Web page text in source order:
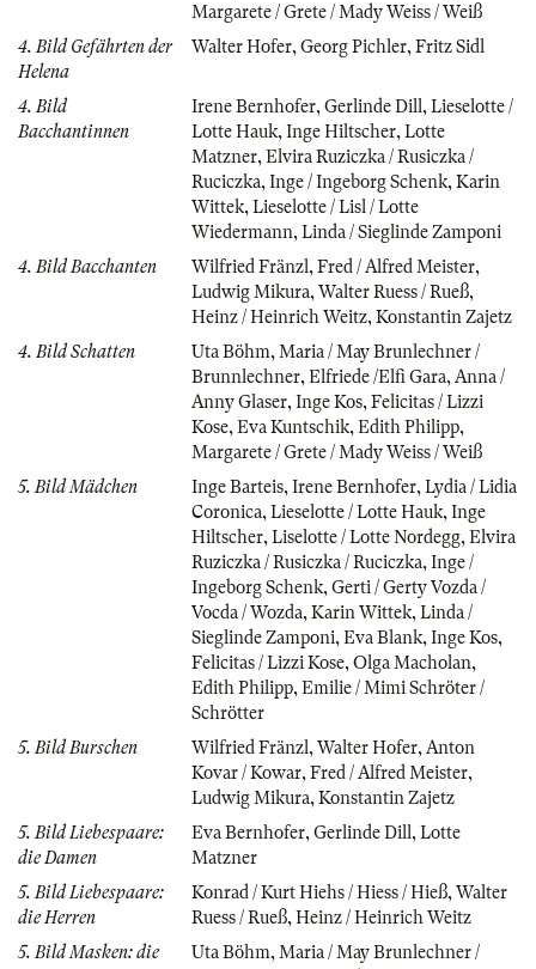
Margarete / Grete / Mady Weiss / Weiß
4. Bild Gefährten der
Helena
Walter Hofer, Georg Pichler, Fritz Sidl
4. Bild
Bacchantinnen
Irene Bernhofer, Gerlinde Dill , Lieselotte /
Lotte Hauk, Inge Hiltscher, Lotte
Matzner, Elvira Ruziczka / Rusiczka /
Ruciczka, Inge / Ingeborg Schenk, Karin
Wittek, Lieselotte / Lisl / Lotte
Wiedermann, Linda / Sieglinde Zamponi
4. Bild Bacchanten
Wilfried Fränzl , Fred / Alfred Meister,
Ludwig Mikura, Walter Ruess / Rueß,
Heinz / Heinrich Weitz, Konstantin Zajetz
4. Bild Schatten
Uta Böhm, Maria / May Brunlechner /
Brunnlechner, Elfriede /Elfi Gara, Anna /
Anny Glaser, Inge Kos, Felicitas / Lizzi
Kose, Eva Kuntschik, Edith Philipp,
Margarete / Grete / Mady Weiss / Weiß
5. Bild Mädchen
Inge Barteis, Irene Bernhofer, Lydia / Lidia
Coronica, Lieselotte / Lotte Hauk, Inge
Hiltscher, Liselotte / Lotte Nordegg, Elvira
Ruziczka / Rusiczka / Ruciczka, Inge /
Ingeborg Schenk, Gerti / Gerty Vozda /
Vocda / Wozda, Karin Wittek, Linda /
Sieglinde Zamponi, Eva Blank, Inge Kos,
Felicitas / Lizzi Kose, Olga Macholan,
Edith Philipp, Emilie / Mimi Schröter /
Schrötter
5. Bild Burschen
Wilfried Fränzl , Walter Hofer, Anton
Kovar / Kowar, Fred / Alfred Meister,
Ludwig Mikura, Konstantin Zajetz
5. Bild Liebespaare:
die Damen
Eva Bernhofer, Gerlinde Dill , Lotte
Matzner
5. Bild Liebespaare:
die Herren
Konrad / Kurt Hiehs / Hiess / Hieß, Walter
Ruess / Rueß, Heinz / Heinrich Weitz
5. Bild Masken: die
Uta Böhm, Maria / May Brunlechner /